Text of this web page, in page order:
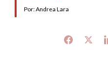
Por: Andrea Lara